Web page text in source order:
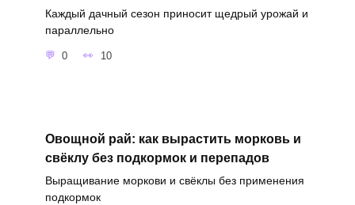
Каждый дачный сезон приносит щедрый урожай и
параллельно
0 10
Овощной рай: как вырастить морковь и
свёклу без подкормок и перепадов
Выращивание моркови и свёклы без применения
подкормок